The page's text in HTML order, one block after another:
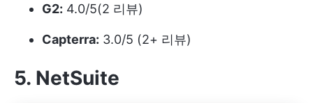
G2: 4.0/5(2 리뷰)
Capterra: 3.0/5 (2+ 리뷰)
5. NetSuite